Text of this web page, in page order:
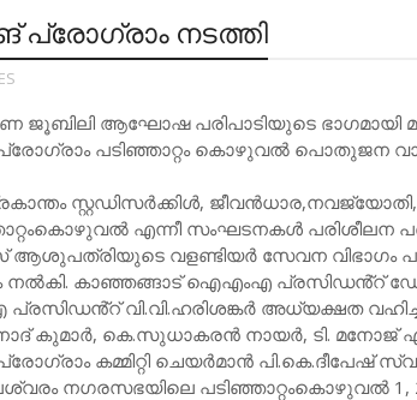
പ്രോഗ്രാം നടത്തി
ആഘോഷ പരിപാടിയുടെ ഭാഗമായി
പ്രോഗ്രാം പടിഞ്ഞാറ്റം കൊഴുവൽ പൊതുജന
സ്റ്റഡിസർക്കിൾ,
എന്നീ സംഘടനകൾ പരിശീലന
ആശുപത്രിയുടെ വളണ്ടിയർ സേവന വിഭാഗം
കാഞ്ഞങ്ങാട് ഐഎംഎ പ്രസിഡൻ്റ്
വി.വി.ഹരിശങ്കർ അധ്യക്ഷത
കുമാർ, കെ.സുധാകരൻ നായർ, ടി. മനോജ്
കമ്മിറ്റി ചെയർമാൻ പി.കെ.ദീപേഷ്
നഗരസഭയിലെ പടിഞ്ഞാറ്റംകൊഴുവൽ